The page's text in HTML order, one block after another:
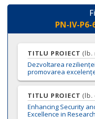
PN-IV-P6-
TITLU PROIECT (lb.
Dezvoltarea
promovarea
TITLU PROIECT (lb.
Enhancing Security
Excellence in Research